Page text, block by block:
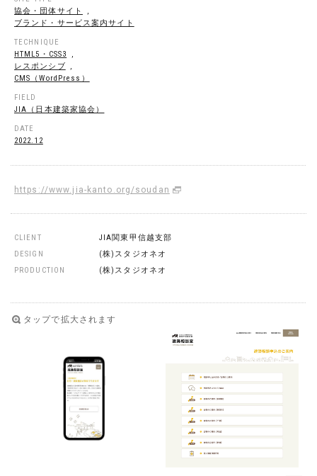
協会・団体サイト
,
ブランド・サービス案内サイト
TECHNIQUE
HTML5・CSS3
,
レスポンシブ
,
CMS（WordPress）
FIELD
JIA（日本建築家協会）
DATE
2022.12
https://www.jia-kanto.org/soudan
CLIENT
JIA関東甲信越支部
DESIGN
(株)スタジオネオ
PRODUCTION
(株)スタジオネオ
タップで拡大されます